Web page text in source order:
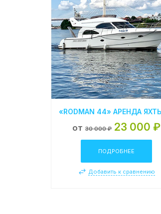
от 30 000 ₽ 23 000 ₽
ПОДРОБНЕЕ
Добавить к сравнению